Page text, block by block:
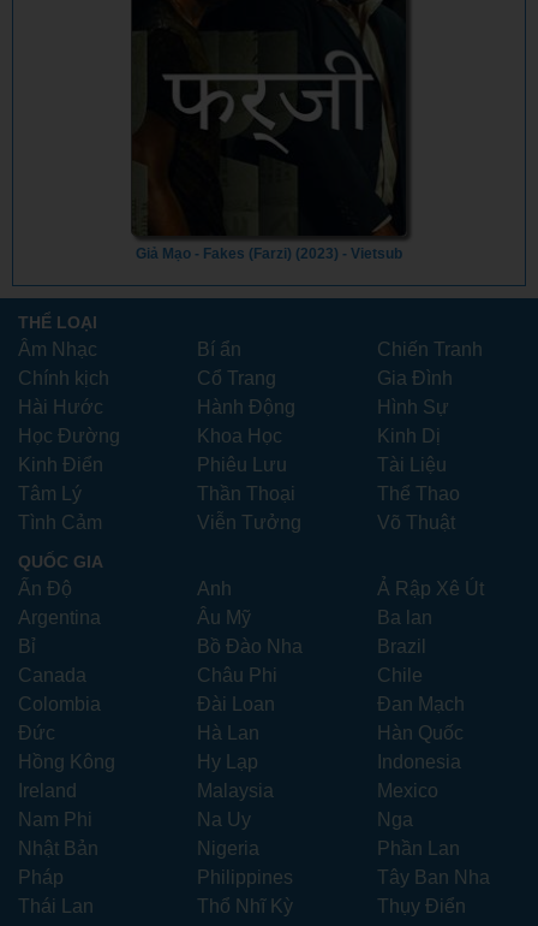
Giả Mạo - Fakes (Farzi) (2023) - Vietsub
THỂ LOẠI
Âm Nhạc Bí ẩn
Chiến Tranh
Chính kịch
Cổ Trang
Gia Đình
Hài Hước
Hành Động
Hình Sự
Học Đường
Khoa Học
Kinh Dị
Kinh Điển
Phiêu Lưu
Tài Liệu
Tâm Lý
Thần Thoại
Thể Thao
Tình Cảm
Viễn Tưởng Võ Thuật
QUỐC GIA
Ấn Độ Anh
Ả Rập Xê Út
Argentina
Âu Mỹ
Ba lan
Bỉ
Bồ Đào Nha
Brazil
Canada
Châu Phi
Chile
Colombia
Đài Loan
Đan Mạch
Đức
Hà Lan
Hàn Quốc
Hồng Kông
Hy Lạp
Indonesia
Ireland
Malaysia
Mexico
Nam Phi
Na Uy
Nga
Nhật Bản
Nigeria
Phần Lan
Pháp
Philippines
Tây Ban Nha
Thái Lan
Thổ Nhĩ Kỳ
Thụy Điển